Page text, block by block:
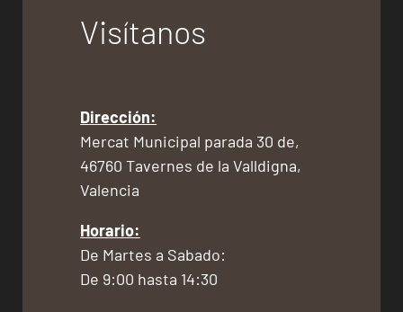
Visítanos
Dirección:
Mercat Municipal parada 30 de,
46760 Tavernes de la Valldigna,
Valencia
Horario:
De Martes a Sabado:
De 9:00 hasta 14:30